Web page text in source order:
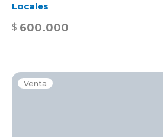
Locales
$ 600.000
Venta